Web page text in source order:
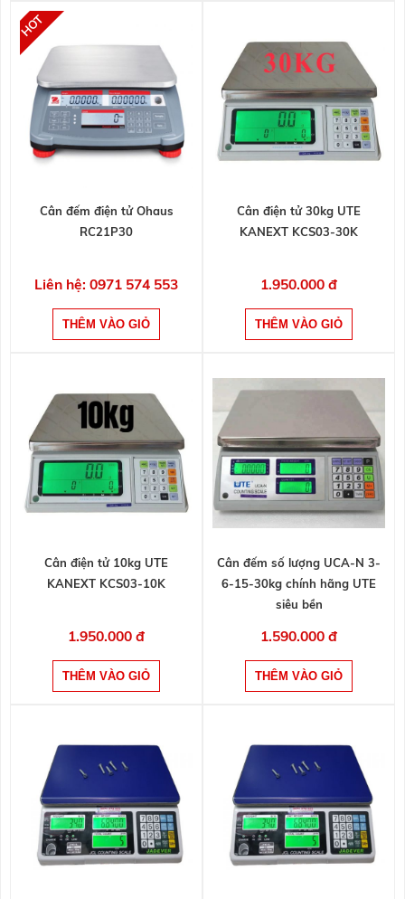
Cân đếm điện tử Ohaus
RC21P30
Liên hệ: 0971 574 553
Cân điện tử 30kg UTE
KANEXT KCS03-30K
1.950.000 đ
Cân điện tử 10kg UTE
KANEXT KCS03-10K
1.950.000 đ
Cân đếm số lượng UCA-N 3-
6-15-30kg chính hãng UTE
siêu bền
1.590.000 đ